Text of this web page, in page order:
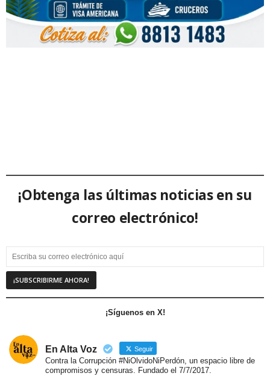
¡Obtenga las últimas noticias en su
correo electrónico!
¡Síguenos en X!
En Alta Voz Seguir
Contra la Corrupción #NiOlvidoNiPerdón, un espacio libre de
compromisos y censuras. Fundado el 7/7/2017.